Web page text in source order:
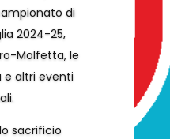
di
2024-25,
Molfetta, le
e altri eventi
sacrificio